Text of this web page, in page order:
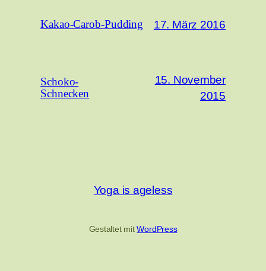
Kakao-Carob-Pudding 17. März 2016
Schoko-
Schnecken
15. November
2015
Yoga is ageless
Gestaltet mitWordPress